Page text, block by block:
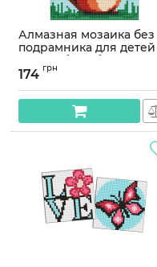
Алмазная мозаика без
подрамника для детей
"Волшебная белочка"
AMM1031, 15х20 см
Артикул:AMM1031
174 грн